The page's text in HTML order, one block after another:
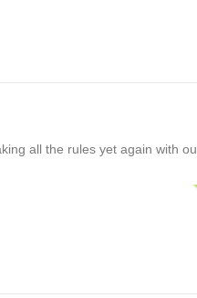
all the rules yet again with